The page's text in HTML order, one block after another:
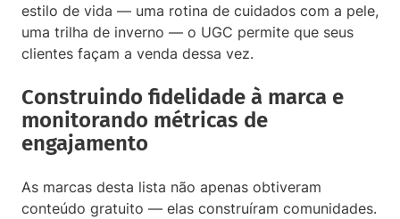
estilo de vida — uma rotina de cuidados com a pele,
uma trilha de inverno — o UGC permite que seus
clientes façam a venda dessa vez.
Construindo fidelidade à marca e
monitorando métricas de
engajamento
As marcas desta lista não apenas obtiveram
conteúdo gratuito — elas construíram comunidades.